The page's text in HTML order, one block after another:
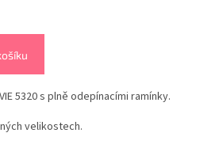
5320 s plně odepínacími ramínky.
velikostech.